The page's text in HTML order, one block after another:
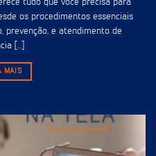
tudo que você precisa para
os procedimentos essenciais
prevenção, e atendimento de
[...]
MAIS